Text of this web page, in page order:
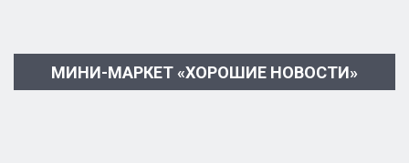
МИНИ-МАРКЕТ «ХОРОШИЕ НОВОСТИ»